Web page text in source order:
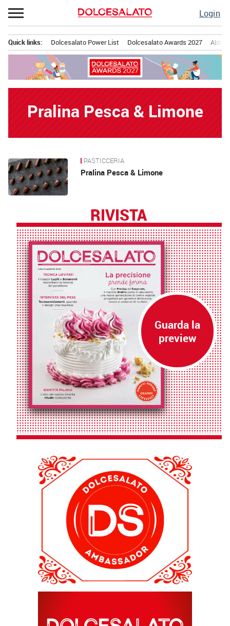
Passa
al
Login
principale
Quick links: Dolcesalato Power List Dolcesalato Awards 2027
Pralina Pesca & Limone
News PASTICCERIA
Pralina Pesca & Limone
RIVISTA